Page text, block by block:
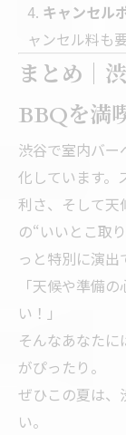
キャンセル
ャンセル料も
まとめ｜
BBQを満
渋谷で室内バ
化しています。
利さ、そして天
の“いいとこ取
っと特別に演出
「天候や準備
い！」
そんなあなた
がぴったり。
ぜひこの夏は、
い。